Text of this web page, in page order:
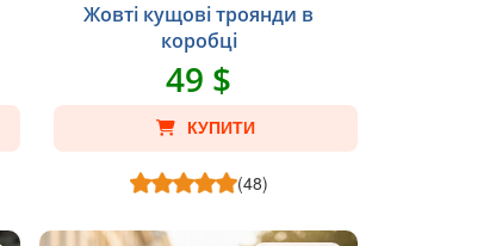
Жовті кущові троянди в
коробці
49 $
КУПИТИ
(48)